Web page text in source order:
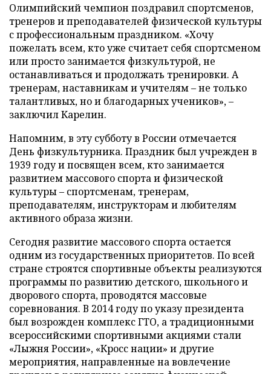
Олимпийский чемпион поздравил спортсменов,
тренеров и преподавателей физической культуры
с профессиональным праздником. «Хочу
пожелать всем, кто уже считает себя спортсменом
или просто занимается физкультурой, не
останавливаться и продолжать тренировки. А
тренерам, наставникам и учителям – не только
талантливых, но и благодарных учеников», –
заключил Карелин.
Напомним, в эту субботу в России отмечается
День физкультурника. Праздник был учрежден в
1939 году и посвящен всем, кто занимается
развитием массового спорта и физической
культуры – спортсменам, тренерам,
преподавателям, инструкторам и любителям
активного образа жизни.
Сегодня развитие массового спорта остается
одним из государственных приоритетов. По всей
стране строятся спортивные объекты реализуются
программы по развитию детского, школьного и
дворового спорта, проводятся массовые
соревнования. В 2014 году по указу президента
был возрожден комплекс ГТО, а традиционными
всероссийскими спортивными акциями стали
«Лыжня России», «Кросс нации» и другие
мероприятия, направленные на вовлечение